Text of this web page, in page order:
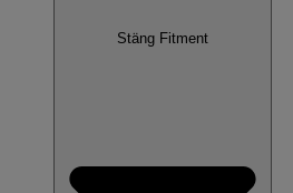
Stäng Fitment